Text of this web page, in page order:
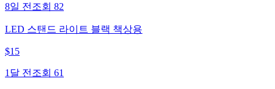
8일 전 조회 82
LED 스탠드 라이트 블랙 책상용
$15
1달 전 조회 61